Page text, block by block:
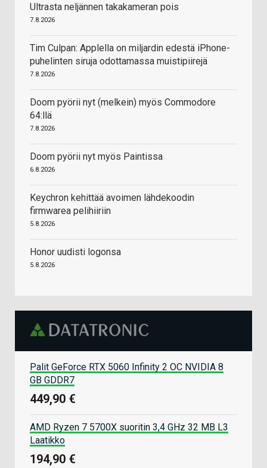
Ultrasta neljännen takakameran pois
7.8.2026
Tim Culpan: Applella on miljardin edestä iPhone-
puhelinten siruja odottamassa muistipiirejä
7.8.2026
Doom pyörii nyt (melkein) myös Commodore
64:llä
7.8.2026
Doom pyörii nyt myös Paintissa
6.8.2026
Keychron kehittää avoimen lähdekoodin
firmwarea pelihiiriin
5.8.2026
Honor uudisti logonsa
5.8.2026
Palit GeForce RTX 5060 Infinity 2 OC NVIDIA 8
GB GDDR7
449,90 €
AMD Ryzen 7 5700X suoritin 3,4 GHz 32 MB L3
Laatikko
194,90 €